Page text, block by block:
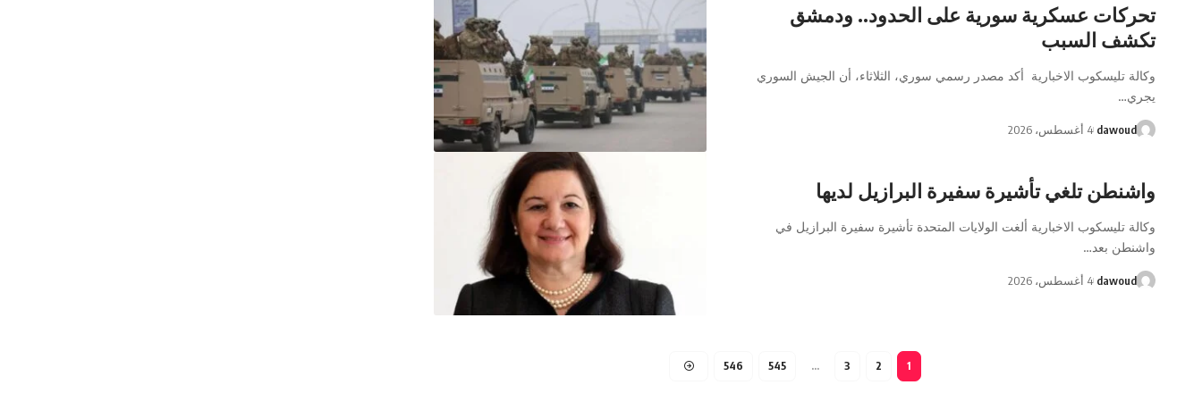
تحركات عسكرية سورية على الحدود.. ودمشق
تكشف السبب
وكالة تليسكوب الاخبارية أكد مصدر رسمي سوري، الثلاثاء، أن الجيش السوري
يجري…
dawoud 4 أغسطس، 2026
واشنطن تلغي تأشيرة سفيرة البرازيل لديها
وكالة تليسكوب الاخبارية ألغت الولايات المتحدة تأشيرة سفيرة البرازيل في
واشنطن بعد…
dawoud 4 أغسطس، 2026
1
2
3
…
545
546